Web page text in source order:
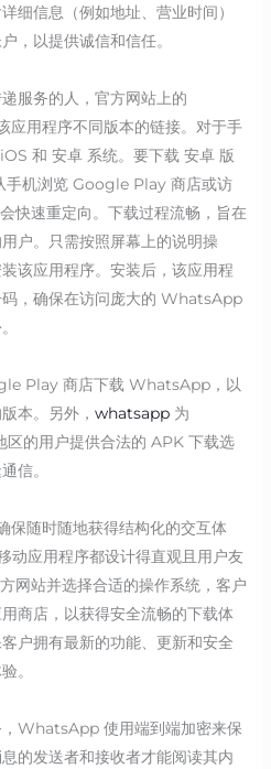
细信息（例如地址、营业时间）
，以提供诚信和信任。
服务的人，官方网站上的
用程序不同版本的链接。对于手
和 安卓 系统。要下载 安卓 版
机浏览 Google Play 商店或访
快速重定向。下载过程流畅，旨在
户。只需按照屏幕上的说明操
该应用程序。安装后，该应用程
，确保在访问庞大的 WhatsApp
Play 商店下载 WhatsApp，以
本。另外， whatsapp为
的用户提供合法的 APK 下载选
信。
随时随地获得结构化的交互体
动应用程序都设计得直观且用户友
网站并选择合适的操作系统，客户
商店，以获得安全流畅的下载体
户拥有最新的功能、更新和安全
。
WhatsApp 使用端到端加密来保
的发送者和接收者才能阅读其内